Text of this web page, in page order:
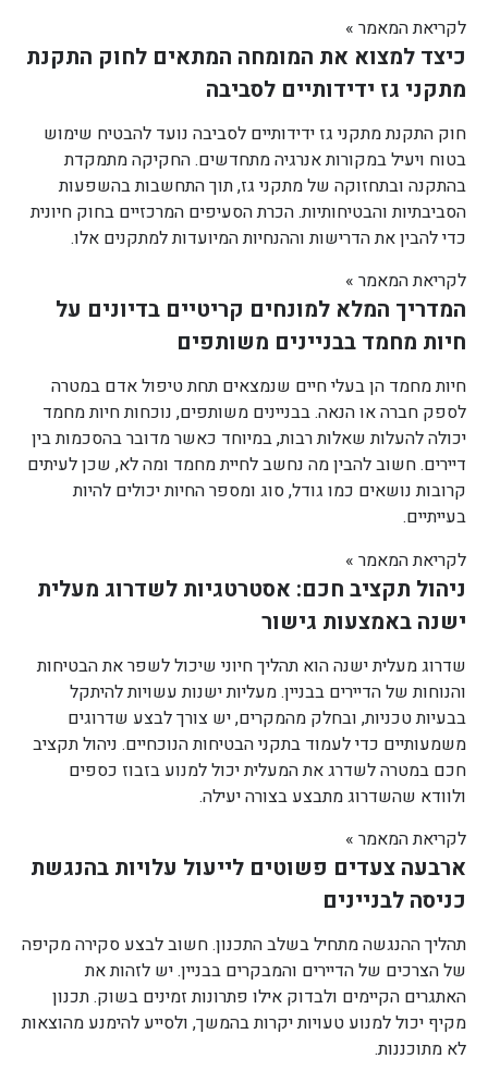
לקריאת המאמר »
כיצד למצוא את המומחה המתאים לחוק התקנת
מתקני גז ידידותיים לסביבה
חוק התקנת מתקני גז ידידותיים לסביבה נועד להבטיח שימוש
בטוח ויעיל במקורות אנרגיה מתחדשים. החקיקה מתמקדת
בהתקנה ובתחזוקה של מתקני גז, תוך התחשבות בהשפעות
הסביבתיות והבטיחותיות. הכרת הסעיפים המרכזיים בחוק חיונית
כדי להבין את הדרישות וההנחיות המיועדות למתקנים אלו.
לקריאת המאמר »
המדריך המלא למונחים קריטיים בדיונים על
חיות מחמד בבניינים משותפים
חיות מחמד הן בעלי חיים שנמצאים תחת טיפול אדם במטרה
לספק חברה או הנאה. בבניינים משותפים, נוכחות חיות מחמד
יכולה להעלות שאלות רבות, במיוחד כאשר מדובר בהסכמות בין
דיירים. חשוב להבין מה נחשב לחיית מחמד ומה לא, שכן לעיתים
קרובות נושאים כמו גודל, סוג ומספר החיות יכולים להיות
בעייתיים.
לקריאת המאמר »
ניהול תקציב חכם: אסטרטגיות לשדרוג מעלית
ישנה באמצעות גישור
שדרוג מעלית ישנה הוא תהליך חיוני שיכול לשפר את הבטיחות
והנוחות של הדיירים בבניין. מעליות ישנות עשויות להיתקל
בבעיות טכניות, ובחלק מהמקרים, יש צורך לבצע שדרוגים
משמעותיים כדי לעמוד בתקני הבטיחות הנוכחיים. ניהול תקציב
חכם במטרה לשדרג את המעלית יכול למנוע בזבוז כספים
ולוודא שהשדרוג מתבצע בצורה יעילה.
לקריאת המאמר »
ארבעה צעדים פשוטים לייעול עלויות בהנגשת
כניסה לבניינים
תהליך ההנגשה מתחיל בשלב התכנון. חשוב לבצע סקירה מקיפה
של הצרכים של הדיירים והמבקרים בבניין. יש לזהות את
האתגרים הקיימים ולבדוק אילו פתרונות זמינים בשוק. תכנון
מקיף יכול למנוע טעויות יקרות בהמשך, ולסייע להימנע מהוצאות
לא מתוכננות.